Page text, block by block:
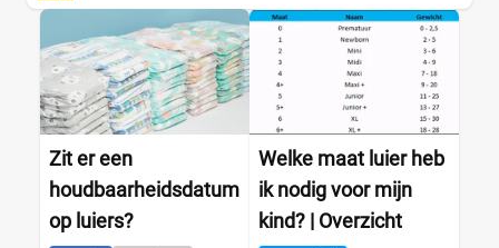
Zit er een
houdbaarheidsdatum
op luiers?
Welke maat luier heb
ik nodig voor mijn
kind? | Overzicht